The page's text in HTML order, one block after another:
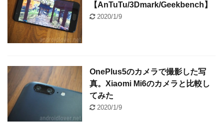
【AnTuTu/3Dmark/Geekbench】
2020/1/9
OnePlus5のカメラで撮影した写
真。Xiaomi Mi6のカメラと比較し
てみた
2020/1/9